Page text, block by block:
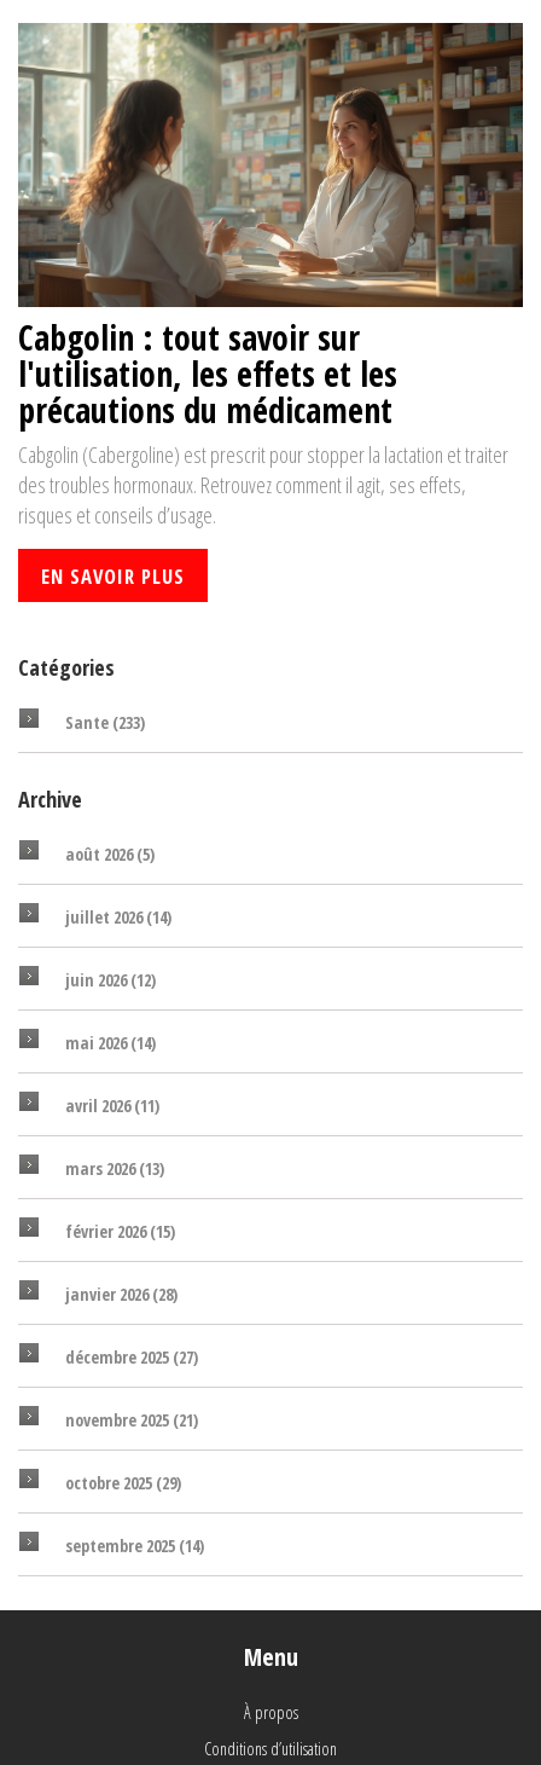
Cabgolin : tout savoir sur
l'utilisation, les effets et les
précautions du médicament
Cabgolin (Cabergoline) est prescrit pour stopper la lactation et traiter
des troubles hormonaux. Retrouvez comment il agit, ses effets,
risques et conseils d’usage.
EN SAVOIR PLUS
Catégories
Sante (233)
Archive
août 2026(5)
juillet 2026(14)
juin 2026(12)
mai 2026(14)
avril 2026(11)
mars 2026(13)
février 2026(15)
janvier 2026(28)
décembre 2025 (27)
novembre 2025 (21)
octobre 2025 (29)
septembre 2025 (14)
Menu
À propos
Conditions d’utilisation